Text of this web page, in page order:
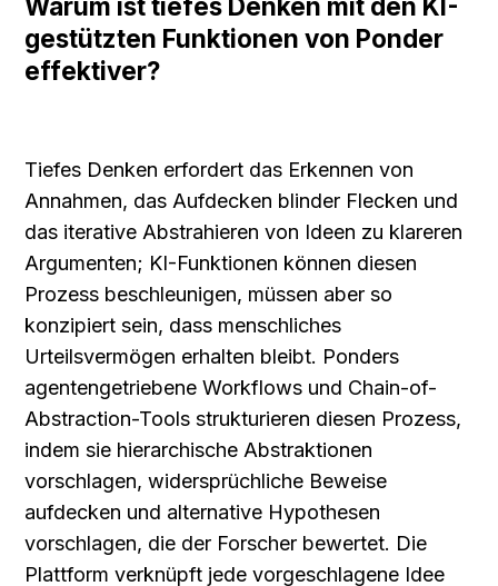
Warum ist tiefes Denken mit den KI-
gestützten Funktionen von Ponder
effektiver?
Tiefes Denken erfordert das Erkennen von
Annahmen, das Aufdecken blinder Flecken und
das iterative Abstrahieren von Ideen zu klareren
Argumenten; KI-Funktionen können diesen
Prozess beschleunigen, müssen aber so
konzipiert sein, dass menschliches
Urteilsvermögen erhalten bleibt. Ponders
agentengetriebene Workflows und Chain-of-
Abstraction-Tools strukturieren diesen Prozess,
indem sie hierarchische Abstraktionen
vorschlagen, widersprüchliche Beweise
aufdecken und alternative Hypothesen
vorschlagen, die der Forscher bewertet. Die
Plattform verknüpft jede vorgeschlagene Idee